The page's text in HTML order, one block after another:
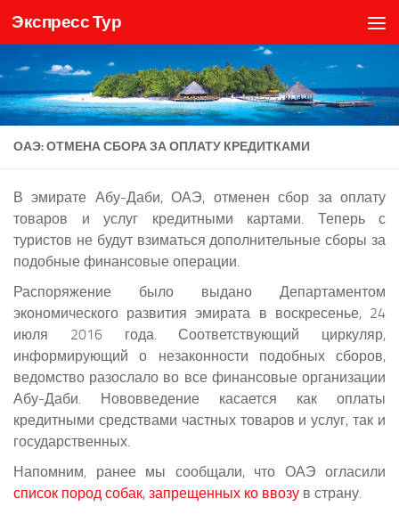
Skip to content
Экспресс Тур
ОАЭ: ОТМЕНА СБОРА ЗА ОПЛАТУ КРЕДИТКАМИ
В эмирате Абу-Даби, ОАЭ, отменен сбор за оплату
товаров и услуг кредитными картами. Теперь с
туристов не будут взиматься дополнительные сборы за
подобные финансовые операции.
Распоряжение было выдано Департаментом
экономического развития эмирата в воскресенье, 24
июля 2016 года. Соответствующий циркуляр,
информирующий о незаконности подобных сборов,
ведомство разослало во все финансовые организации
Абу-Даби. Нововведение касается как оплаты
кредитными средствами частных товаров и услуг, так и
государственных.
Напомним, ранее мы сообщали, что ОАЭ огласили
список пород собак, запрещенных ко ввозу в страну.